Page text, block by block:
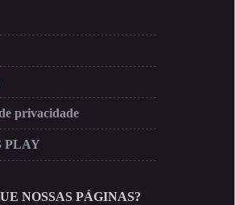
privacidade
PLAY
NOSSAS PÁGINAS?